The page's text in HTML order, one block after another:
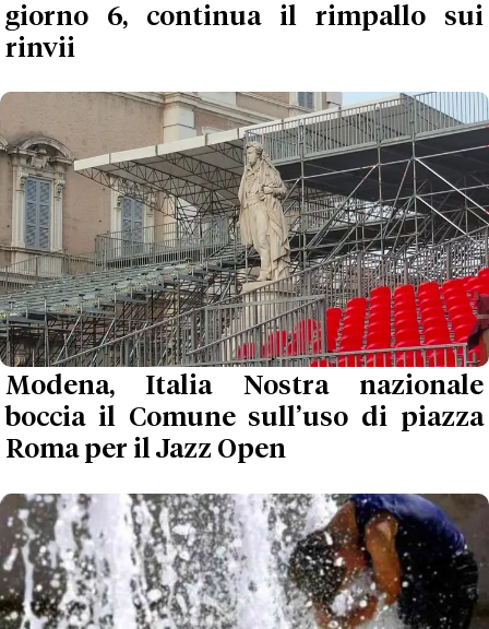
giorno 6, continua il rimpallo sui
rinvii
Modena, Italia Nostra nazionale
boccia il Comune sull’uso di piazza
Roma per il Jazz Open